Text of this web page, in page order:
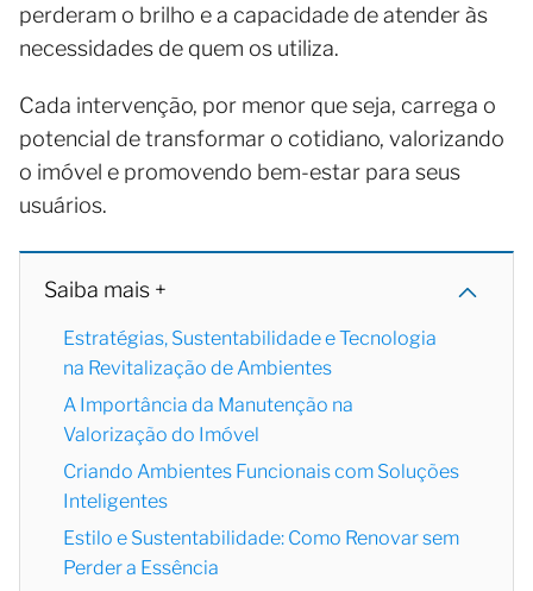
perderam o brilho e a capacidade de atender às
necessidades de quem os utiliza.
Cada intervenção, por menor que seja, carrega o
potencial de transformar o cotidiano, valorizando
o imóvel e promovendo bem-estar para seus
usuários.
Saiba mais +
Estratégias, Sustentabilidade e Tecnologia
na Revitalização de Ambientes
A Importância da Manutenção na
Valorização do Imóvel
Criando Ambientes Funcionais com Soluções
Inteligentes
Estilo e Sustentabilidade: Como Renovar sem
Perder a Essência